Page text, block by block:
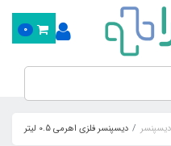
0
دیسپنسر دیسپنسر فلزی اهرمی 0.5 لیتر